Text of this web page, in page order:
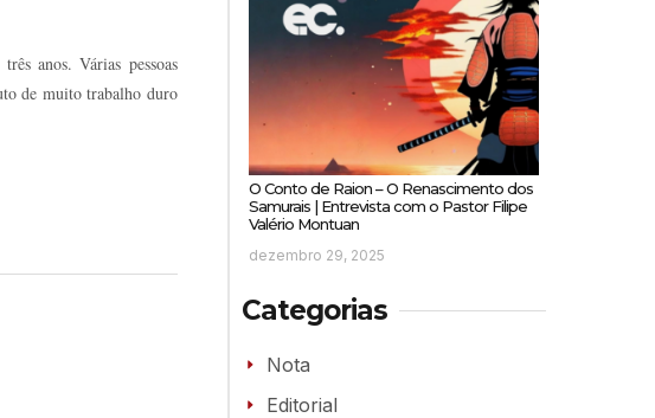
anos. Várias pessoas
de muito trabalho duro
O Conto de Raion – O Renascimento dos
Samurais | Entrevista com o Pastor Filipe
Valério Montuan
dezembro 29, 2025
Categorias
Nota
Editorial